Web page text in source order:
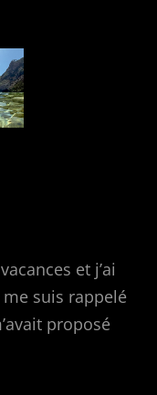
et j’ai
suis rappelé
proposé